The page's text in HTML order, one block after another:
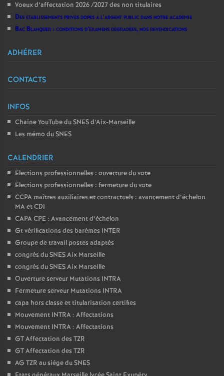
Voeux d’affectation 2026 /2027 des non titulaires
Des établissements privés dopés à l’argent public dans notre académie
Bac Blanquer : conditions d’examens dégradées, nos revendications
ADHÉRER
CONTACTS
INFOS
Chaîne YouTube du SNES d’Aix-Marseille
Les mémo du SNES
CALENDRIER
Elections professionnelles : ouverture du vote
Elections professionnelles : fermeture du vote
CCPA maîtres auxiliaires et contractuels : avancement d’échelon
MA et CDI
CAPA CPE : Avancement d’échelon
Gt vérifications des barémes INTER
Groupe de travail postes adaptés
congrès du SNES Aix Marseille
congrès du SNES Aix Marseille
Ouverture serveur Mutations INTRA
Fermeture serveur Mutations INTRA
capa hors classe et titularisation certifies
Mouvement INTRA : Affectations
Mouvement INTRA : Affectations
GT Affectation des TZR
GT Affectation des TZR
AG TZR au siége du SNES